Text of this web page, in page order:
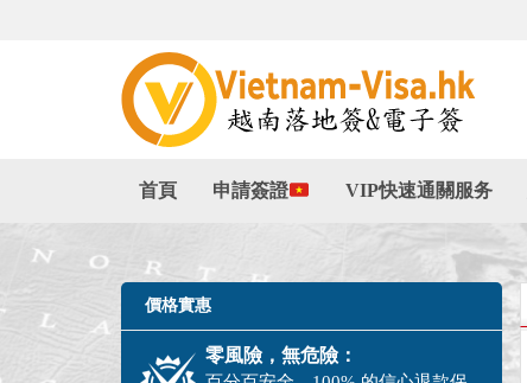
首頁 申請簽證 VIP快速通關服务
價格實惠
零風險，無危險：